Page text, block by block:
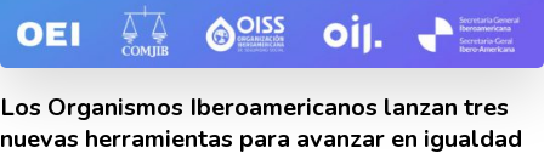
Los Organismos Iberoamericanos lanzan tres
nuevas herramientas para avanzar en igualdad